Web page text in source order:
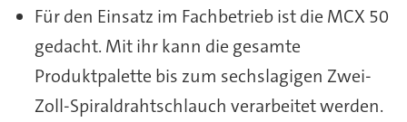
Für den Einsatz im Fachbetrieb ist die MCX 50
gedacht. Mit ihr kann die gesamte
Produktpalette bis zum sechslagigen Zwei-
Zoll-Spiraldrahtschlauch verarbeitet werden.